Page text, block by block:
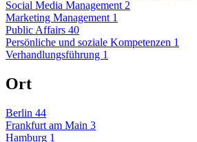
Social Media Management 2
Marketing Management 1
Public Affairs 40
Persönliche und soziale Kompetenzen 1
Verhandlungsführung 1
Ort
Berlin 44
Frankfurt am Main 3
Hamburg 1